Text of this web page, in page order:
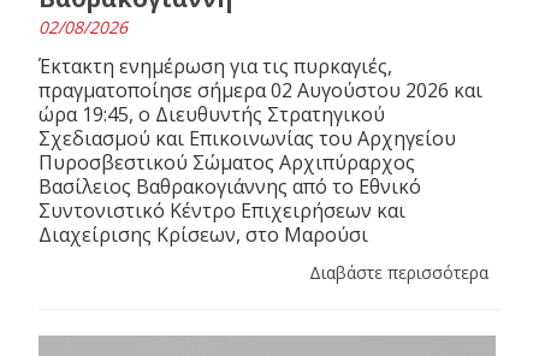
02/08/2026
Έκτακτη ενημέρωση για τις πυρκαγιές,
πραγματοποίησε σήμερα 02 Αυγούστου 2026 και
ώρα 19:45, ο Διευθυντής Στρατηγικού
Σχεδιασμού και Επικοινωνίας του Αρχηγείου
Πυροσβεστικού Σώματος Αρχιπύραρχος
Βασίλειος Βαθρακογιάννης από το Εθνικό
Συντονιστικό Κέντρο Επιχειρήσεων και
Διαχείρισης Κρίσεων, στο Μαρούσι
Διαβάστε περισσότερα